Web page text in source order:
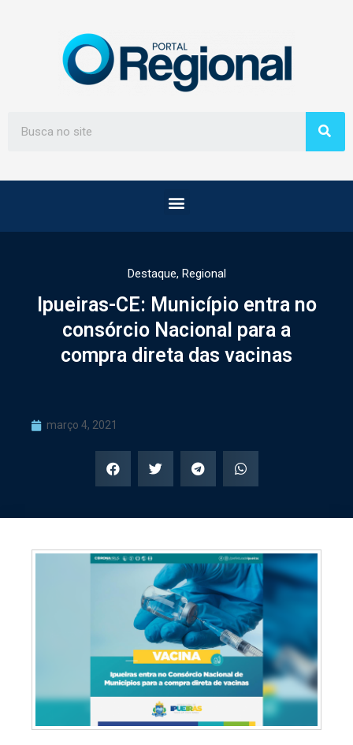
Destaque, Regional
Ipueiras-CE: Município entra no
consórcio Nacional para a
compra direta das vacinas
março 4, 2021